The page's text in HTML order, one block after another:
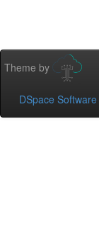
Theme by
DSpace Software